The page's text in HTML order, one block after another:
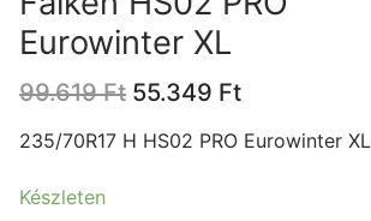
Eurowinter XL
99.619Ft Original
was:
55.349 FtCurrent
is:
235/70R17 H HS02 PRO Eurowinter XL
Készleten